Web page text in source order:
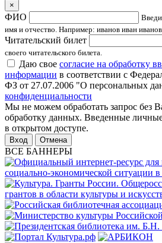
×
ФИО
имя и отчество. Например: иванов иван
Читательский билет
своего читательского билета.
Даю свое согласие на обработку
информации в соответствии с
ФЗ от 27.07.2006 "О персональных
конфиденциальности
Мы не можем обработать запрос без
обработку данных. Введенные
в открытом доступе.
Отмена
ВСЕ БАННЕРЫ